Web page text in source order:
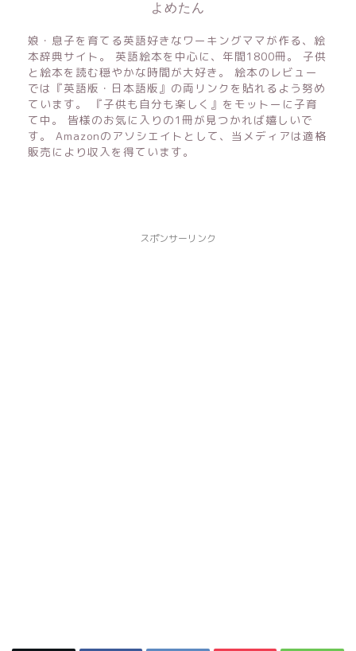
よめたん
娘・息子を育てる英語好きなワーキングママが作る、絵
本辞典サイト。 英語絵本を中心に、年間1800冊。 子供
と絵本を読む穏やかな時間が大好き。 絵本のレビュー
では『英語版・日本語版』の両リンクを貼れるよう努め
ています。 『子供も自分も楽しく』をモットーに子育
て中。 皆様のお気に入りの1冊が見つかれば嬉しいで
す。 Amazonのアソシエイトとして、当メディアは適格
販売により収入を得ています。
スポンサーリンク